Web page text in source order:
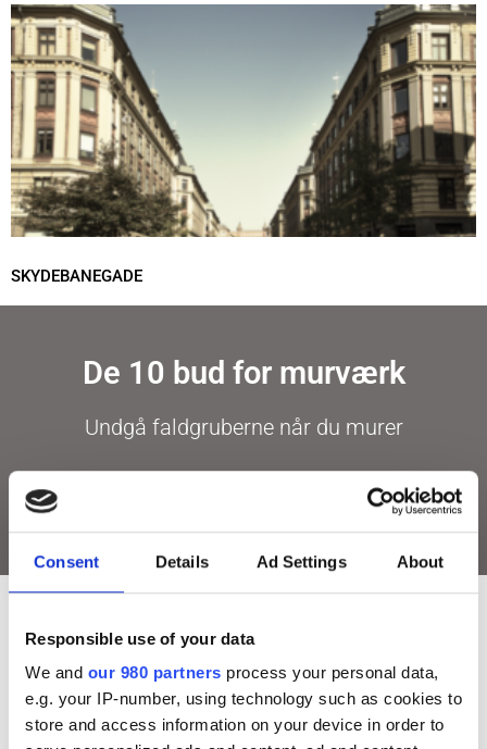
Consent Details Ad Settings About
Responsible use of your data
We and our 980 partners process your personal data,
e.g. your IP-number, using technology such as cookies to
store and access information on your device in order to
SKYDEBANEGADE
De 10 bud for murværk
Undgå faldgruberne når du murer
KONSULENTBISTAND TIL
ERHVERVSKUNDER